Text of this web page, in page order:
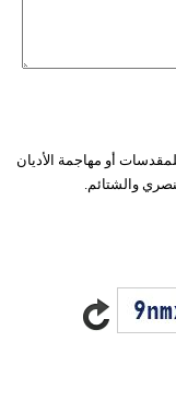
أو مهاجمة الأديان
والشتائم.